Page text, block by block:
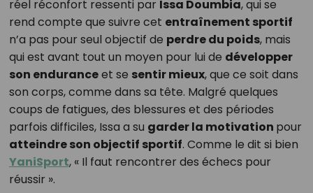
réel réconfort ressenti par Issa Doumbia, qui se
rend compte que suivre cet entraînement sportif
n’a pas pour seul objectif de perdre du poids, mais
qui est avant tout un moyen pour lui de développer
son enduranceet se sentir mieux, que ce soit dans
son corps, comme dans sa tête. Malgré quelques
coups de fatigues, des blessures et des périodes
parfois difficiles, Issa a su garder la motivation pour
atteindre son objectif sportif. Comme le dit si bien
YaniSport, « Il faut rencontrer des échecs pour
réussir ».